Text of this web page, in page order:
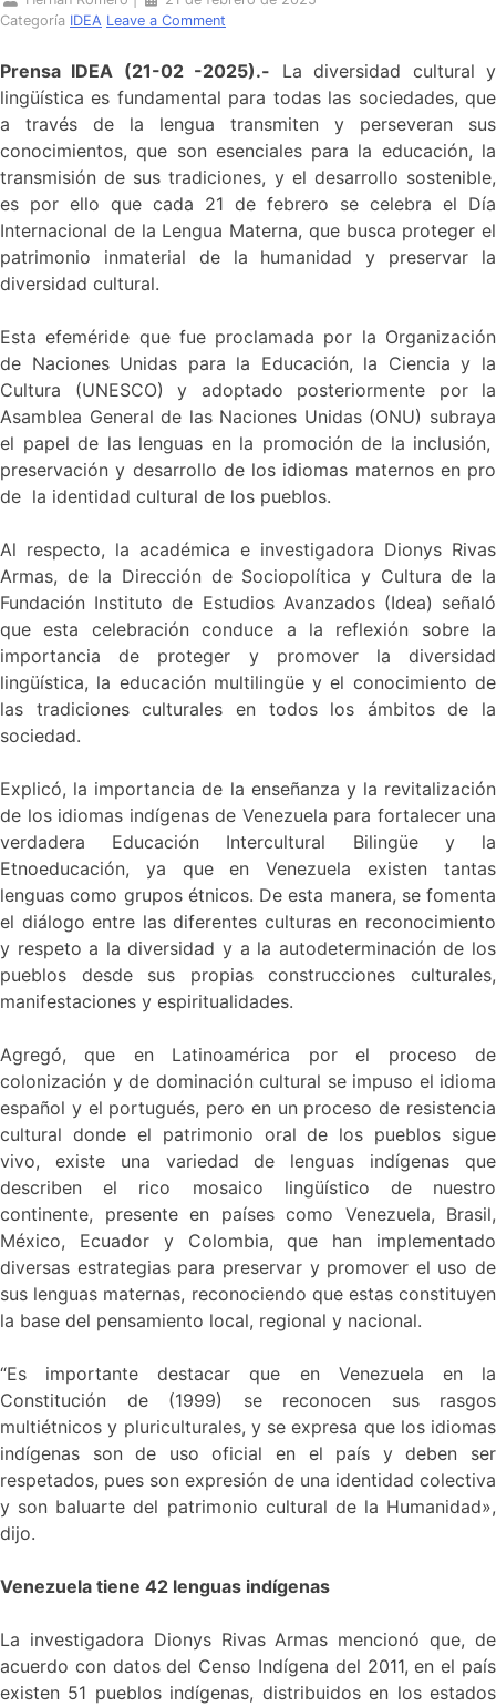
Categoría IDEA Leave a Comment
Prensa IDEA (21-02 -2025).- La diversidad cultural y
lingüística es fundamental para todas las sociedades, que
a través de la lengua transmiten y perseveran sus
conocimientos, que son esenciales para la educación, la
transmisión de sus tradiciones, y el desarrollo sostenible,
es por ello que cada 21 de febrero se celebra el Día
Internacional de la Lengua Materna, que busca proteger el
patrimonio inmaterial de la humanidad y preservar la
diversidad cultural.
Esta efeméride que fue proclamada por la Organización
de Naciones Unidas para la Educación, la Ciencia y la
Cultura (UNESCO) y adoptado posteriormente por la
Asamblea General de las Naciones Unidas (ONU) subraya
el papel de las lenguas en la promoción de la inclusión,
preservación y desarrollo de los idiomas maternos en pro
de la identidad cultural de los pueblos.
Al respecto, la académica e investigadora Dionys Rivas
Armas, de la Dirección de Sociopolítica y Cultura de la
Fundación Instituto de Estudios Avanzados (Idea) señaló
que esta celebración conduce a la reflexión sobre la
importancia de proteger y promover la diversidad
lingüística, la educación multilingüe y el conocimiento de
las tradiciones culturales en todos los ámbitos de la
sociedad.
Explicó, la importancia de la enseñanza y la revitalización
de los idiomas indígenas de Venezuela para fortalecer una
verdadera Educación Intercultural Bilingüe y la
Etnoeducación, ya que en Venezuela existen tantas
lenguas como grupos étnicos. De esta manera, se fomenta
el diálogo entre las diferentes culturas en reconocimiento
y respeto a la diversidad y a la autodeterminación de los
pueblos desde sus propias construcciones culturales,
manifestaciones y espiritualidades.
Agregó, que en Latinoamérica por el proceso de
colonización y de dominación cultural se impuso el idioma
español y el portugués, pero en un proceso de resistencia
cultural donde el patrimonio oral de los pueblos sigue
vivo, existe una variedad de lenguas indígenas que
describen el rico mosaico lingüístico de nuestro
continente, presente en países como Venezuela, Brasil,
México, Ecuador y Colombia, que han implementado
diversas estrategias para preservar y promover el uso de
sus lenguas maternas, reconociendo que estas constituyen
la base del pensamiento local, regional y nacional.
“Es importante destacar que en Venezuela en la
Constitución de (1999) se reconocen sus rasgos
multiétnicos y pluriculturales, y se expresa que los idiomas
indígenas son de uso oficial en el país y deben ser
respetados, pues son expresión de una identidad colectiva
y son baluarte del patrimonio cultural de la Humanidad»,
dijo.
Venezuela tiene 42 lenguas indígenas
La investigadora Dionys Rivas Armas mencionó que, de
acuerdo con datos del Censo Indígena del 2011, en el país
existen 51 pueblos indígenas, distribuidos en los estados